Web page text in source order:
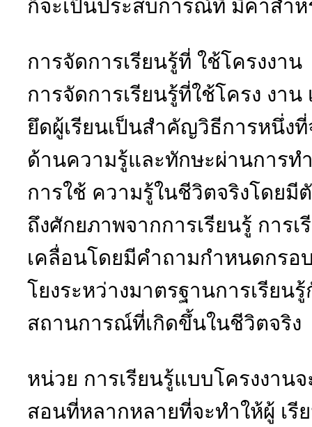
ก็จะเป็นประสบการณ์ที่ มีค่าสำ
การจัดการเรียนรู้ที่ ใช้โครงงาน
การจัดการเรียนรู้ที่ใช้โครง งา
ยึดผู้เรียนเป็นสำคัญวิธีการหนึ่ง
ด้านความรู้และทักษะผ่านการท
การใช้ ความรู้ในชีวิตจริงโดยมี
ถึงศักยภาพจากการเรียนรู้ การ
เคลื่อนโดยมีคำถามกำหนดกรอ
โยงระหว่างมาตรฐานการเรียน
สถานการณ์ที่เกิดขึ้นในชีวิตจริง
หน่วย การเรียนรู้แบบโครงงาน
สอนที่หลากหลายที่จะทำให้ผู้ เรี